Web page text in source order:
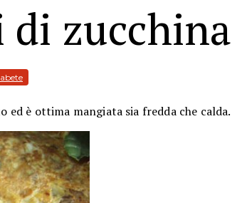
zucchina
ed è ottima mangiata sia fredda che calda.